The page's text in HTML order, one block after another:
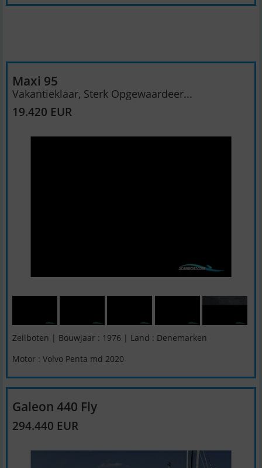
Maxi 95
Vakantieklaar, Sterk Opgewaardeer...
19.420 EUR
Zeilboten | Bouwjaar : 1976 | Land : Denemarken
Motor : Volvo Penta md 2020
Galeon 440 Fly
294.440 EUR